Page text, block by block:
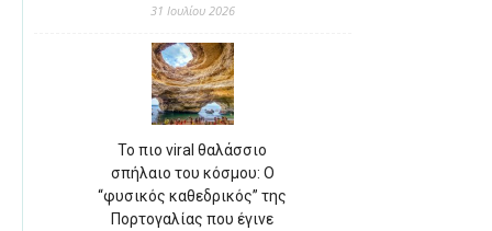
31 Ιουλίου 2026
Το πιο viral θαλάσσιο
σπήλαιο του κόσμου: Ο
“φυσικός καθεδρικός” της
Πορτογαλίας που έγινε